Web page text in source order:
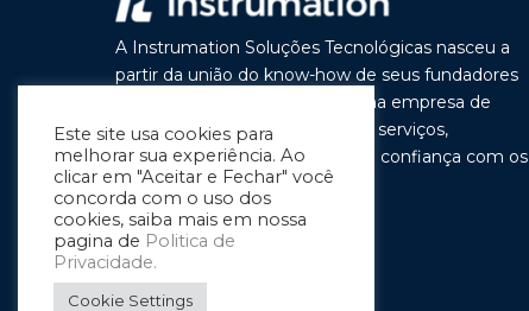
A Instrumation Soluções Tecnológicas nasceu a
partir da união do know-how de seus fundadores
com o objetivo de construir uma empresa de
vanguarda por seus produtos e serviços,
buscando a cada dia melhorar a confiança com os
nossos clientes e parceiros.
Este site usa cookies para
melhorar sua experiência. Ao
clicar em "Aceitar e Fechar" você
concorda com o uso dos
cookies, saiba mais em nossa
pagina de Politica de
Privacidade.
Cookie Settings